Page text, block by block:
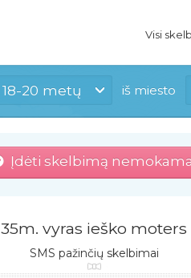
Visi
18-20 metų iš miesto
Įdėti skelbimą
35m. vyras ieško moters
SMS pažinčių skelbimai